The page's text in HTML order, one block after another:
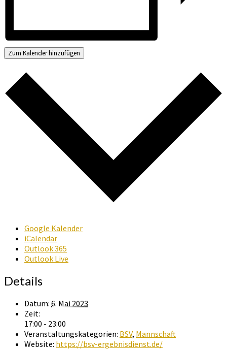
Zum Kalender hinzufügen
Google Kalender
iCalendar
Outlook 365
Outlook Live
Details
Datum: 6. Mai 2023
Zeit:
17:00 - 23:00
Veranstaltungskategorien: BSV, Mannschaft
Website: https://bsv-ergebnisdienst.de/